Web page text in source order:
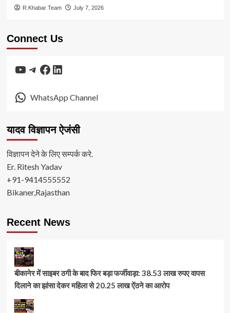
R.Khabar Team July 7, 2026
Connect Us
YouTube
Telegram
Facebook
LinkedIn
WhatsApp Channel
यादव विज्ञापन ऐजंसी
विज्ञापन देने के लिए सम्पर्क करे.
Er. Ritesh Yadav
+91-9414555552
Bikaner,Rajasthan
Recent News
बीकानेर में साइबर ठगी के बाद फिर बड़ा फर्जीवाड़ा: 38.53 लाख रुपए वापस
दिलाने का झांसा देकर महिला से 20.25 लाख ऐंठने का आरोप